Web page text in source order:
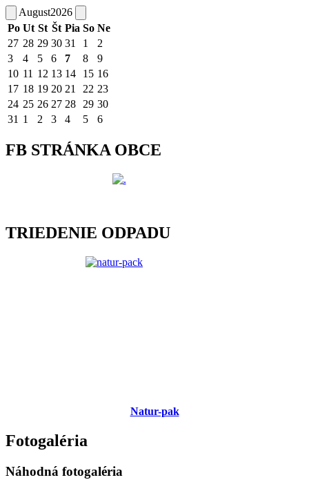
August2026
Po Ut St Št Pia So Ne
27 28 29 30 31 1
2
3
4 5 6 7 8
9
10 11 12 13 14 15 16
17 18 19 20 21 22 23
24 25 26 27 28 29 30
31 1 2 3 4 5 6
FB STRÁNKA OBCE
TRIEDENIE ODPADU
Natur-pak
Fotogaléria
Náhodná fotogaléria